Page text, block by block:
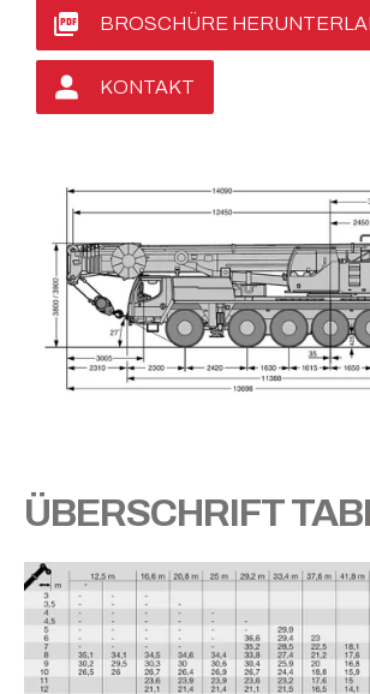
BROSCHÜRE
KONTAKT
ÜBERSCHRIFT